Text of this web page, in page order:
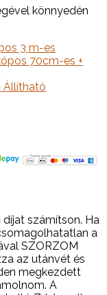
könnyedén
3 m-es
70cm-es +
Állítható
díjat számítson. Ha
a
SZORZOM
az utánvét és
megkezdett
A